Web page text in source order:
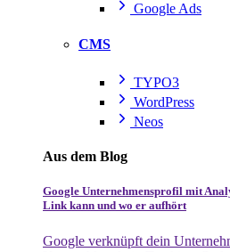
Google Ads
CMS
TYPO3
WordPress
Neos
Aus dem Blog
Google Unternehmensprofil mit
Link kann und wo er aufhört
Google verknüpft dein